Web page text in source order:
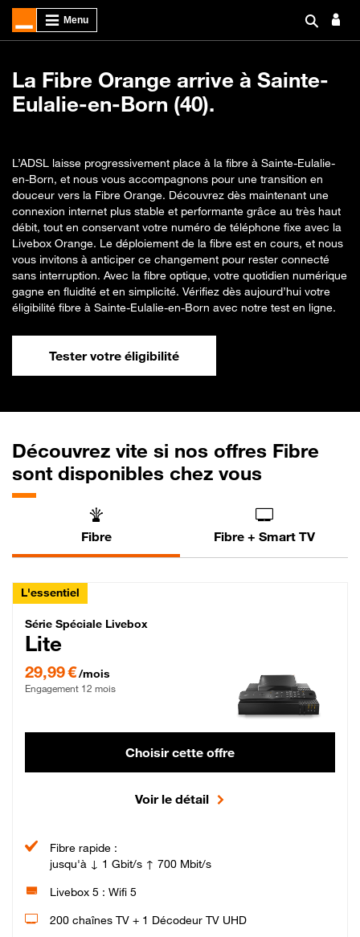
La Fibre Orange arrive à Sainte-
Eulalie-en-Born (40).
L’ADSL laisse progressivement place à la fibre à Sainte-Eulalie-
en-Born, et nous vous accompagnons pour une transition en
douceur vers la Fibre Orange. Découvrez dès maintenant une
connexion internet plus stable et performante grâce au très haut
débit, tout en conservant votre numéro de téléphone fixe avec la
Livebox Orange. Le déploiement de la fibre est en cours, et nous
vous invitons à anticiper ce changement pour rester connecté
sans interruption. Avec la fibre optique, votre quotidien numérique
gagne en fluidité et en simplicité. Vérifiez dès aujourd’hui votre
éligibilité fibre à Sainte-Eulalie-en-Born avec notre test en ligne.
Tester votre éligibilité
Découvrez vite si nos offres Fibre
sont disponibles chez vous
Fibre Fibre + Smart TV
L'essentiel
Série Spéciale Livebox Lite Fibre
Série Spéciale Livebox
Lite
29,99 €/mois
Engagement 12 mois
Choisir cette offre
Voir le détail
Fibre rapide :
jusqu'à ↓ 1 Gbit/s ↑ 700 Mbit/s
Livebox 5 : Wifi 5
200 chaînes TV + 1 Décodeur TV UHD